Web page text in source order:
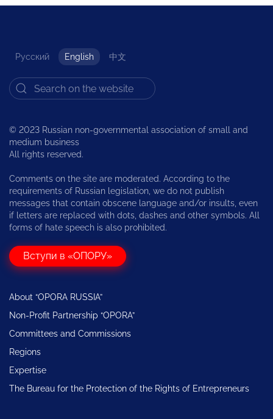
Русский English 中文
© 2023 Russian non-governmental association of small and
medium business
All rights reserved.
Comments on the site are moderated. According to the
requirements of Russian legislation, we do not publish
messages that contain obscene language and/or insults, even
if letters are replaced with dots, dashes and other symbols. All
forms of hate speech is also prohibited.
Вступи в «ОПОРУ»
About “OPORA RUSSIA”
Non-Profit Partnership “OPORA”
Committees and Commissions
Regions
Expertise
The Bureau for the Protection of the Rights of Entrepreneurs